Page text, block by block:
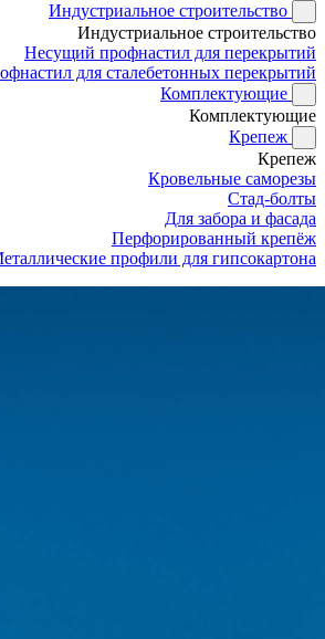
Индустриальное строительство
Индустриальное строительство
Несущий профнастил для перекрытий
для сталебетонных перекрытий
Комплектующие
Комплектующие
Крепеж
Крепеж
Кровельные саморезы
Стад-болты
Для забора и фасада
Перфорированный крепёж
профили для гипсокартона